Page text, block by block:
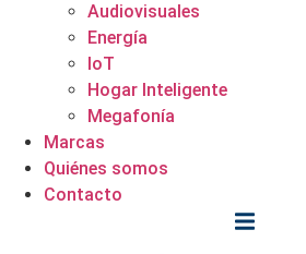
Audiovisuales
Energía
IoT
Hogar Inteligente
Megafonía
Marcas
Quiénes somos
Contacto